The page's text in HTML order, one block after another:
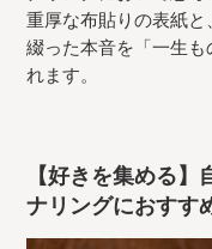
重厚な布貼りの表紙
綴った本音を「一生も
れます。
【好きを集める
ナリングにおすす